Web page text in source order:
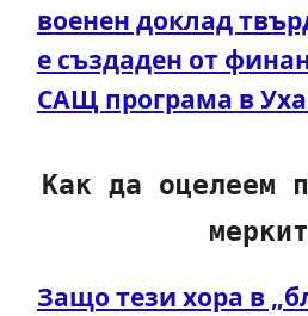
военен доклад
е създаден от
САЩ програма в
Как да оцелеем
Защо тези хора в